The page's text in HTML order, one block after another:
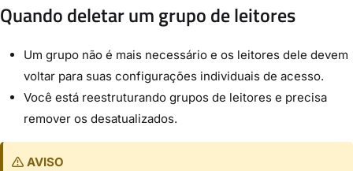
Quando deletar um grupo de leitores
Um grupo não é mais necessário e os leitores dele devem
voltar para suas configurações individuais de acesso.
Você está reestruturando grupos de leitores e precisa
remover os desatualizados.
AVISO